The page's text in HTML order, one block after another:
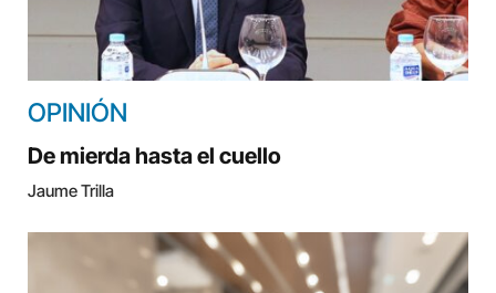
OPINIÓN
De mierda hasta el cuello
Jaume Trilla